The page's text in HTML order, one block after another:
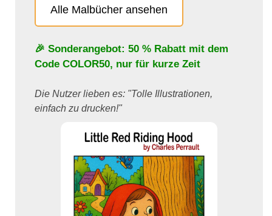
Alle Malbücher ansehen
🎉 Sonderangebot: 50 % Rabatt mit dem
Code COLOR50, nur für kurze Zeit
Die Nutzer lieben es: "Tolle Illustrationen,
einfach zu drucken!"